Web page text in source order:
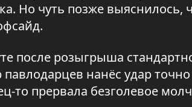
Но чуть позже выяснилось,
после розыгрыша
нанёс удар
то прервала безголевое